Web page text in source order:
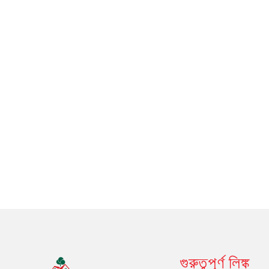
গুরুত্বপূর্ণ লিঙ্ক